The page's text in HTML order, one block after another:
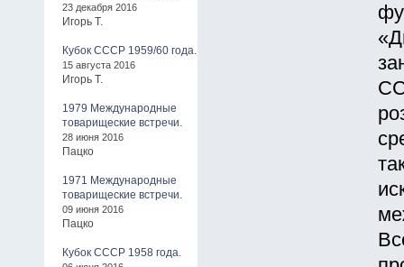
23 декабря 2016
Игорь Т.
Кубок СССР 1959/60 года.
15 августа 2016
Игорь Т.
1979 Международные
товарищеские встречи.
28 июня 2016
Пацко
1971 Международные
товарищеские встречи.
09 июня 2016
Пацко
Кубок СССР 1958 года.